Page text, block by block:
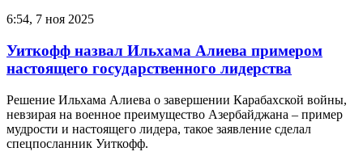
6:54, 7 ноя 2025
Уиткофф назвал Ильхама Алиева примером
настоящего государственного лидерства
Решение Ильхама Алиева о завершении Карабахской войны,
невзирая на военное преимущество Азербайджана – пример
мудрости и настоящего лидера, такое заявление сделал
спецпосланник Уиткофф.